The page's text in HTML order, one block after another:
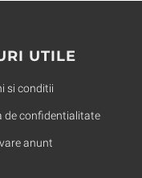
UTILE
si conditii
de confidentialitate
anunt